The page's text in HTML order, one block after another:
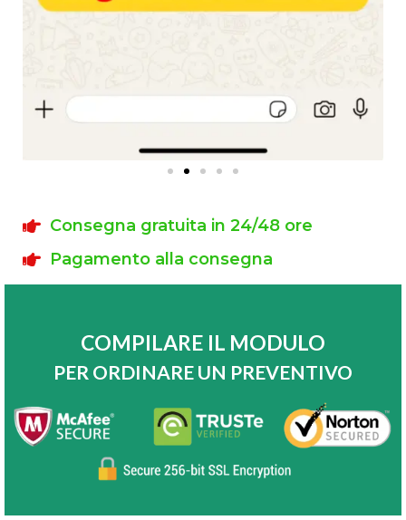
Consegna gratuita in 24/48 ore
Pagamento alla consegna
COMPILARE IL MODULO
PER ORDINARE UN PREVENTIVO